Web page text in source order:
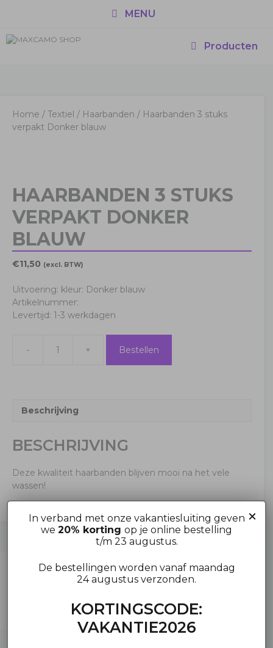
inhoud
MENU
Producten
Home / Textiel / Haarbanden / Haarbanden 3 stuks
verpakt Donker blauw
HAARBANDEN 3 STUKS
VERPAKT DONKER
BLAUW
€11,50 (excl. BTW)
Uitvoering: kleur: Donker blauw
Artikelnummer:
Levertijd: 1-3 werkdagen
-
Haarbanden
3
+ Bestellen
Beschrijving
BESCHRIJVING
Deze kwaliteit haarbanden blijven mooi na het vele
wassen!
In verband met onze vakantiesluiting geven
we 20% korting op je online bestelling
t/m 23 augustus.
De bestellingen worden vanaf maandag
24 augustus verzonden.
KORTINGSCODE:
VAKANTIE2026
×